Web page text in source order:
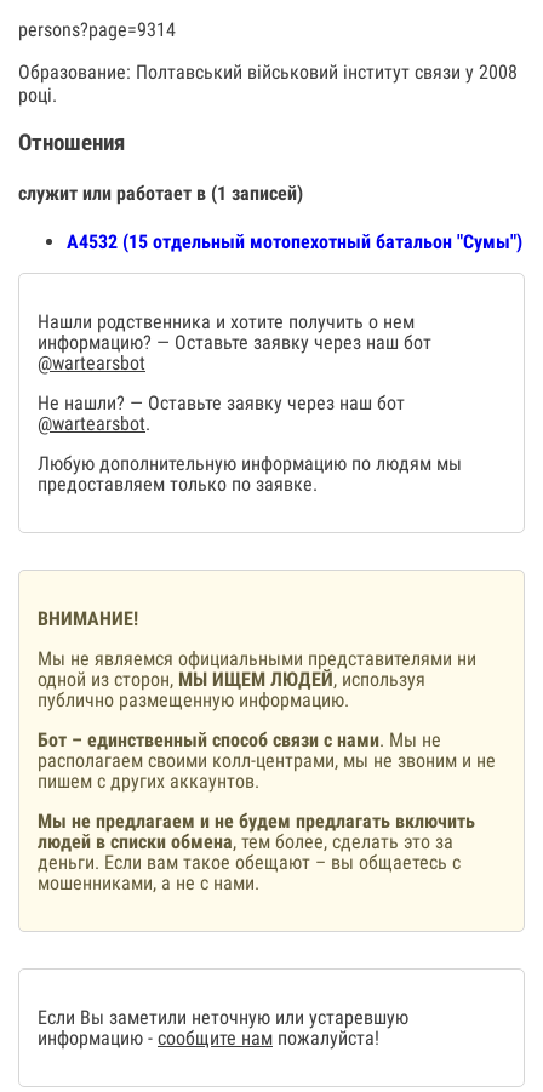
persons?page=9314
Образование: Полтавський військовий інститут связи у 2008
році.
Отношения
служит или работает в (1 записей)
А4532 (15 отдельный мотопехотный батальон "Сумы")
Нашли родственника и хотите получить о нем
информацию? — Оставьте заявку через наш бот
@wartearsbot
Не нашли? — Оставьте заявку через наш бот
@wartearsbot.
Любую дополнительную информацию по людям мы
предоставляем только по заявке.
ВНИМАНИЕ!
Мы не являемся официальными представителями ни
одной из сторон, МЫ ИЩЕМ ЛЮДЕЙ, используя
публично размещенную информацию.
Бот – единственный способ связи с нами. Мы не
располагаем своими колл-центрами, мы не звоним и не
пишем с других аккаунтов.
Мы не предлагаем и не будем предлагать включить
людей в списки обмена, тем более, сделать это за
деньги. Если вам такое обещают – вы общаетесь с
мошенниками, а не с нами.
Если Вы заметили неточную или устаревшую
информацию - сообщите нам пожалуйста!